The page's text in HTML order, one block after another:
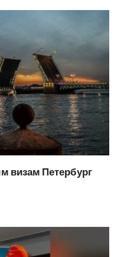
визам Петербург